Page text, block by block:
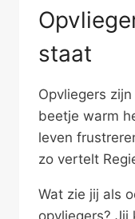
staat
Opvliegers
beetje warm
leven
zo vertelt
Wat zie jij als